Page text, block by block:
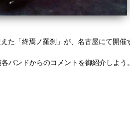
た「終焉ノ羅刹」が、名古屋にて開催
バンドからのコメントを御紹介しよう。